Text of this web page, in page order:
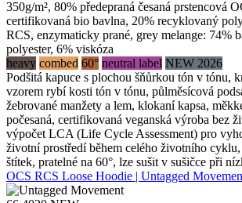
350g/m², 80% předepraná česaná prstencová
certifikovaná bio bavlna, 20% recyklovaný
RCS, enzymaticky prané, grey melange: 74%
polyester, 6% viskóza
heavy combed 60° neutral label NEW 2026
Podšitá kapuce s plochou šňůrkou tón v tónu,
vzorem rybí kosti tón v tónu, půlměsícová
žebrované manžety a lem, klokaní kapsa,
počesaná, certifikovaná veganská výroba bez
výpočet LCA (Life Cycle Assessment) pro
životní prostředí během celého životního
štítek, pratelné na 60°, lze sušit v sušičce při
OCS RCS Loose Hoodie | Untagged